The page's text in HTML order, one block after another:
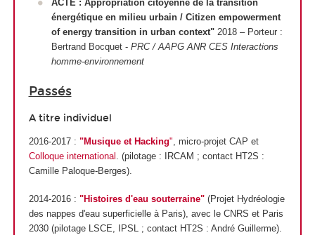
ACTE : Appropriation citoyenne de la transition
énergétique en milieu urbain / Citizen empowerment
of energy transition in urban context" 2018 – Porteur :
Bertrand Bocquet - PRC / AAPG ANR CES Interactions
homme-environnement
Passés
A titre individuel
2016-2017 : "Musique et Hacking" , micro-projet CAP et
Colloque international . (pilotage : IRCAM ; contact HT2S :
Camille Paloque-Berges).
2014-2016 : "Histoires d'eau souterraine"(Projet Hydréologie
des nappes d'eau superficielle à Paris), avec le CNRS et Paris
2030 (pilotage LSCE, IPSL ; contact HT2S : André Guillerme).